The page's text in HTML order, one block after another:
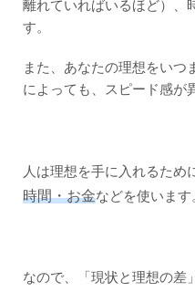
離れていればいるほど）、
す。
また、あなたの理想をいつ
によっても、スピード感が
人は理想を手に入れるため
時間・お金などを使います
なので、「現状と理想の差